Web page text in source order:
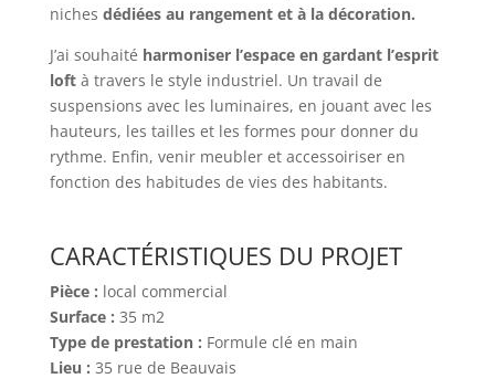
niches dédiées au rangement et à la décoration.
J’ai souhaité harmoniser l’espace en gardant l’esprit
loftà travers le style industriel. Un travail de
suspensions avec les luminaires, en jouant avec les
hauteurs, les tailles et les formes pour donner du
rythme. Enfin, venir meubler et accessoiriser en
fonction des habitudes de vies des habitants.
CARACTÉRISTIQUES DU PROJET
Pièce : local commercial
Surface : 35 m2
Type de prestation : Formule clé en main
Lieu : 35 rue de Beauvais